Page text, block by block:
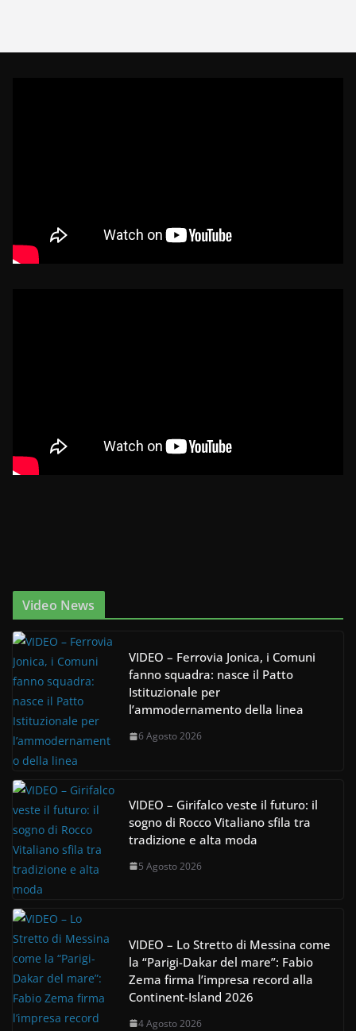
Video News
VIDEO – Ferrovia Jonica, i Comuni
fanno squadra: nasce il Patto
Istituzionale per
l’ammodernamento della linea
6 Agosto 2026
VIDEO – Girifalco veste il futuro: il
sogno di Rocco Vitaliano sfila tra
tradizione e alta moda
5 Agosto 2026
VIDEO – Lo Stretto di Messina come
la “Parigi-Dakar del mare”: Fabio
Zema firma l’impresa record alla
Continent-Island 2026
4 Agosto 2026